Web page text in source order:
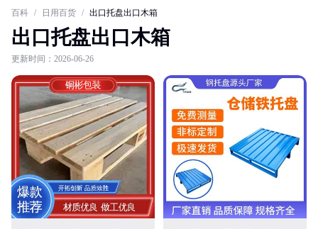
百科 / 日用百货 / 出口托盘出口木箱
出口托盘出口木箱
更新时间：2026-06-26